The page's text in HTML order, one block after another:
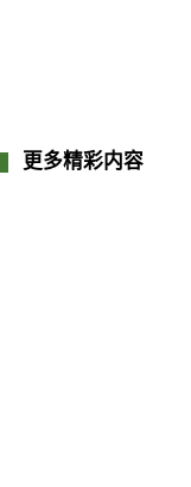
更多精彩内容